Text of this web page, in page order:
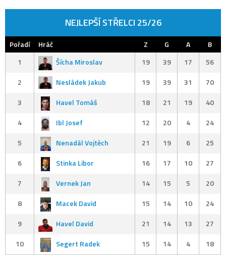
NEJLEPŠÍ STŘELCI 25/26
Pořadí Hráč Z G A
B
1
Šícha Miroslav 19 39 17
56
2
Nesládek Jakub 19 39 31
70
3
Havel Tomáš 18 21 19
40
4
Ibl Josef 12 20 4
24
5
Nenadál Vojtěch 21 19 6
25
6
Stinka Libor 16 17 10
27
7
Vernek Jan 14 15 5
20
8
Macek David 15 14 10
24
9
Havel David 21 14 13
27
10
Segert Radek 15 14 4
18